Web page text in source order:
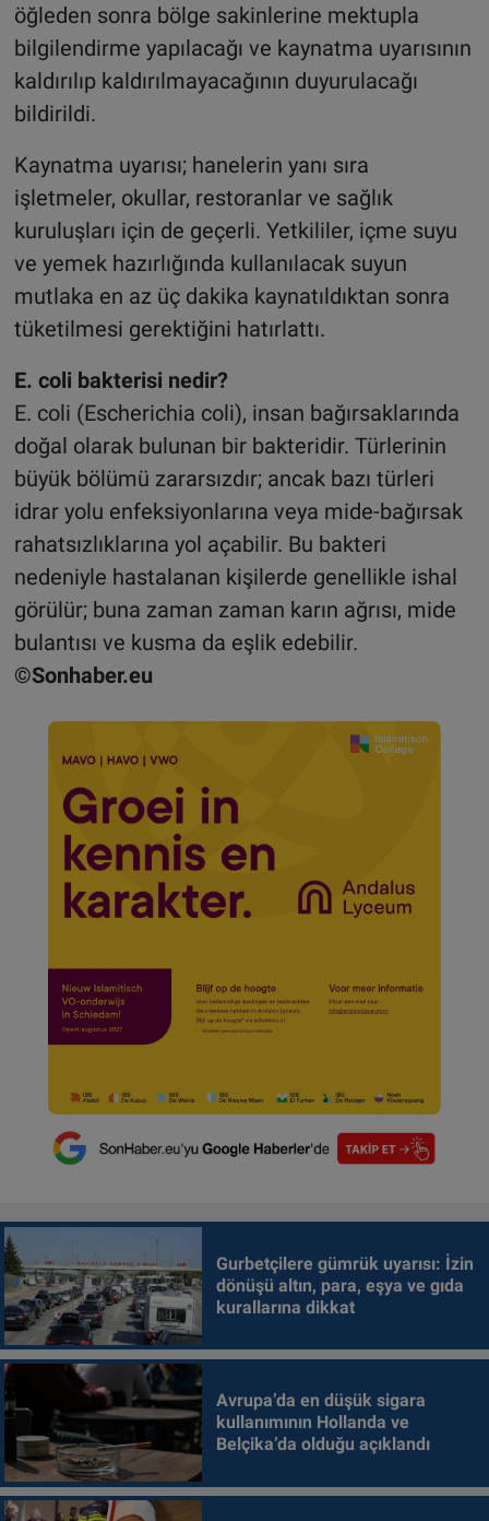
öğleden sonra bölge sakinlerine mektupla
bilgilendirme yapılacağı ve kaynatma uyarısının
kaldırılıp kaldırılmayacağının duyurulacağı
bildirildi.
Kaynatma uyarısı; hanelerin yanı sıra
işletmeler, okullar, restoranlar ve sağlık
kuruluşları için de geçerli. Yetkililer, içme suyu
ve yemek hazırlığında kullanılacak suyun
mutlaka en az üç dakika kaynatıldıktan sonra
tüketilmesi gerektiğini hatırlattı.
E. coli bakterisi nedir?
E. coli (Escherichia coli), insan bağırsaklarında
doğal olarak bulunan bir bakteridir. Türlerinin
büyük bölümü zararsızdır; ancak bazı türleri
idrar yolu enfeksiyonlarına veya mide-bağırsak
rahatsızlıklarına yol açabilir. Bu bakteri
nedeniyle hastalanan kişilerde genellikle ishal
görülür; buna zaman zaman karın ağrısı, mide
bulantısı ve kusma da eşlik edebilir.
©Sonhaber.eu
Gurbetçilere gümrük uyarısı: İzin
dönüşü altın, para, eşya ve gıda
kurallarına dikkat
Avrupa’da en düşük sigara
kullanımının Hollanda ve
Belçika’da olduğu açıklandı